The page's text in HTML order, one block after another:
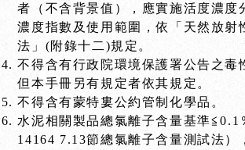
者（不含背景值），應實施活度濃度
濃度指數及使用範圍，依「天然放射
法」(附錄十二)規定。
不得含有行政院環境保護署公告之毒
但本手冊另有規定者依其規定。
不得含有蒙特婁公約管制化學品。
水泥相關製品總氯離子含量基準≦0.1
14164 7.13節總氯離子含量測試法）